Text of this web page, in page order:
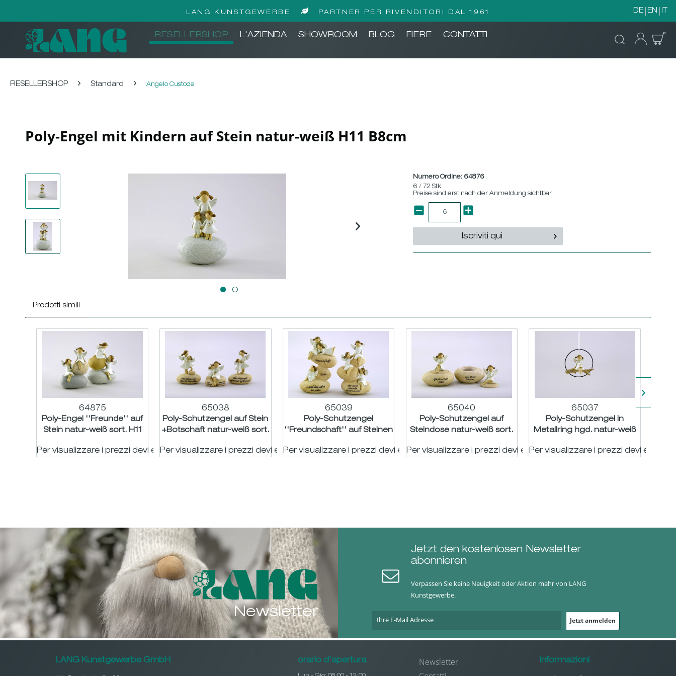
LANG KUNSTGEWERBE PARTNER PER RIVENDITORI DAL 1961 DE EN IT
RESELLERSHOP L'AZIENDA SHOWROOM BLOG FIERE CONTATTI
RESELLERSHOP Standard Angelo Custode
Poly-Engel mit Kindern auf Stein natur-weiß H11 B8cm
Numero Ordine: 64876
6 / 72 Stk
Preise sind erst nach der Anmeldung sichtbar.
Iscriviti qui
Prodotti simili
64875
Poly-Engel ''Freunde'' auf
Stein natur-weiß sort. H11
Per visualizzare i prezzi devi essere registrato
65038
Poly-Schutzengel auf Stein
+Botschaft natur-weiß sort.
Per visualizzare i prezzi devi essere registrato
65039
Poly-Schutzengel
''Freundschaft'' auf Steinen
Per visualizzare i prezzi devi essere registrato
65040
Poly-Schutzengel auf
Steindose natur-weiß sort.
Per visualizzare i prezzi devi essere registrato
65037
Poly-Schutzengel in
Metallring hgd. natur-weiß
Per visualizzare i prezzi devi essere
Newsletter
Jetzt den kostenlosen Newsletter
abonnieren
Verpassen Sie keine Neuigkeit oder Aktion mehr von LANG
Kunstgewerbe.
Jetzt anmelden
LANG Kunstgewerbe GmbH orario d'apertura
Newsletter
Informazioni